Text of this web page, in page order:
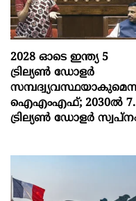
2028 ഓടെ ഇന്ത്യ 5
ട്രില്യണ്‍ ഡോളര്‍
ഐഎംഎഫ്; 2030ല്‍
ട്രില്യണ്‍ ഡോളര്‍